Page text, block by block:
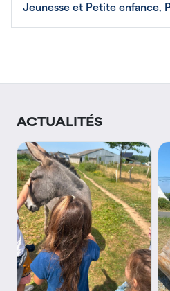
Jeunesse et Petite enfance,
ACTUALITÉS